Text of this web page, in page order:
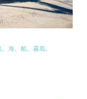
海 船
霧島